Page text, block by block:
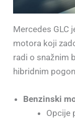
Mercedes GLC
motora koji
radi o snažnim
hibridnim
Benzinski
Opcije